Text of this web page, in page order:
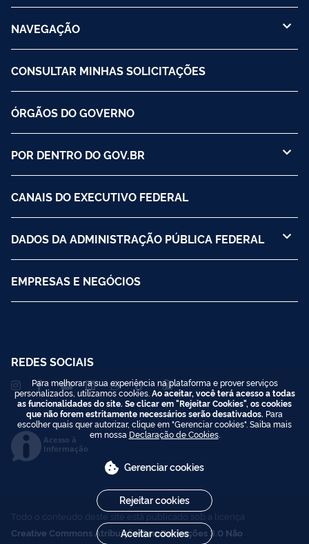
NAVEGAÇÃO
CONSULTAR MINHAS SOLICITAÇÕES
ÓRGÃOS DO GOVERNO
POR DENTRO DO GOV.BR
CANAIS DO EXECUTIVO FEDERAL
DADOS DA ADMINISTRAÇÃO PÚBLICA FEDERAL
EMPRESAS E NEGÓCIOS
REDES SOCIAIS
Acesso à
Informação
Todo o conteúdo deste site está publicado sob a licença
Creative Commons Atribuição-SemDerivações 3.0 Não
Para melhorar a sua experiência na plataforma e prover serviços
personalizados, utilizamos cookies. Ao aceitar, você terá acesso a todas
as funcionalidades do site. Se clicar em "Rejeitar Cookies", os cookies
que não forem estritamente necessários serão desativados. Para
escolher quais quer autorizar, clique em "Gerenciar cookies". Saiba mais
em nossa Declaração de Cookies.
Gerenciar cookies
Rejeitar cookies
Aceitar cookies